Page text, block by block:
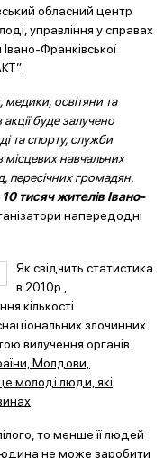
обласний центр
управління у справах
Івано-Франківської
медики, освітяни та
буде залучено
та спорту, служби
місцевих навчальних
пересічних громадян.
тисяч жителів Івано-
напередодні
Як свідчить статистика
в 2010р.,
кількості
злочинних
вилучення органів.
Молдови,
молоді люди, які
то менше її людей
не може заробити